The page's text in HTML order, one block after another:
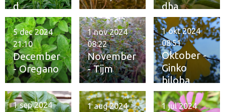
d
dha
December
- Oregano
5 dec 2024
21:10
November
- Tijm
1 nov 2024
08:22
Oktober -
Ginko
biloba
1 okt 2024
08:51
1 sep 2024
1 aug 2024
1 jul 2024